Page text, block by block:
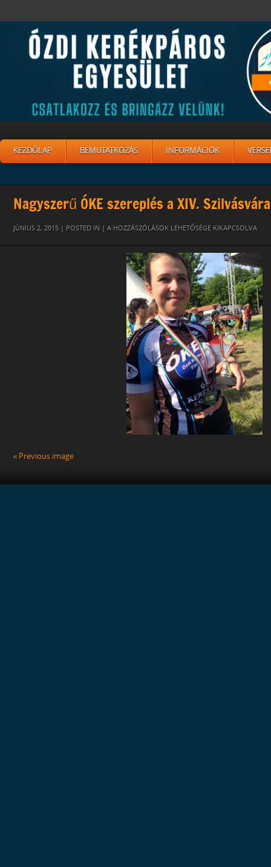
KEZDŐLAP BEMUTATKOZÁS INFORMÁCIÓK
Nagyszerű ÓKE szereplés a XIV.
JÚNIUS 2, 2015 | POSTED IN | BERNI
BEJEGYZÉSHEZ
A HOZZÁSZÓLÁSOK LEHETŐSÉGE KIKAPCSOLVA
« Previous image